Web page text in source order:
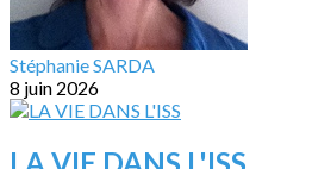
Stéphanie SARDA
8 juin 2026
LA VIE DANS L'ISS